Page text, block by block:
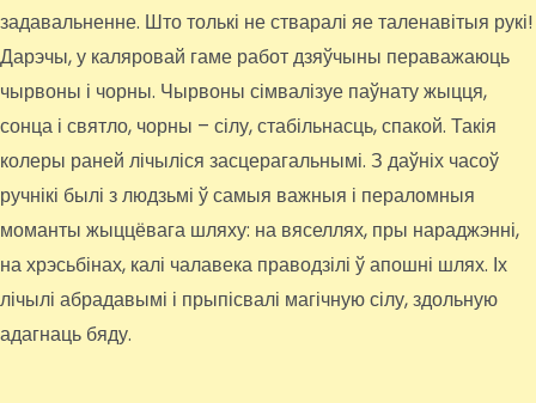
задавальненне. Што толькі не стваралі яе таленавітыя рукі!
Дарэчы, у каляровай гаме работ дзяўчыны пераважаюць
чырвоны і чорны. Чырвоны сімвалізуе паўнату жыцця,
сонца і святло, чорны – сілу, стабільнасць, спакой. Такія
колеры раней лічыліся засцерагальнымі. З даўніх часоў
ручнікі былі з людзьмі ў самыя важныя і пераломныя
моманты жыццёвага шляху: на вяселлях, пры нараджэнні,
на хрэсьбінах, калі чалавека праводзілі ў апошні шлях. Іх
лічылі абрадавымі і прыпісвалі магічную сілу, здольную
адагнаць бяду.